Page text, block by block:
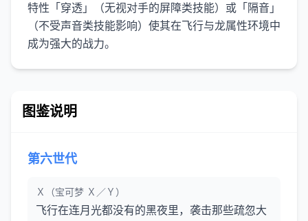
特性「穿透」（无视对手的屏障类技能）或「隔音」
（不受声音类技能影响）使其在飞行与龙属性环境中
成为强大的战力。
图鉴说明
第六世代
Ｘ（宝可梦 Ｘ／Ｙ）
飞行在连月光都没有的黑夜里，袭击那些疏忽大